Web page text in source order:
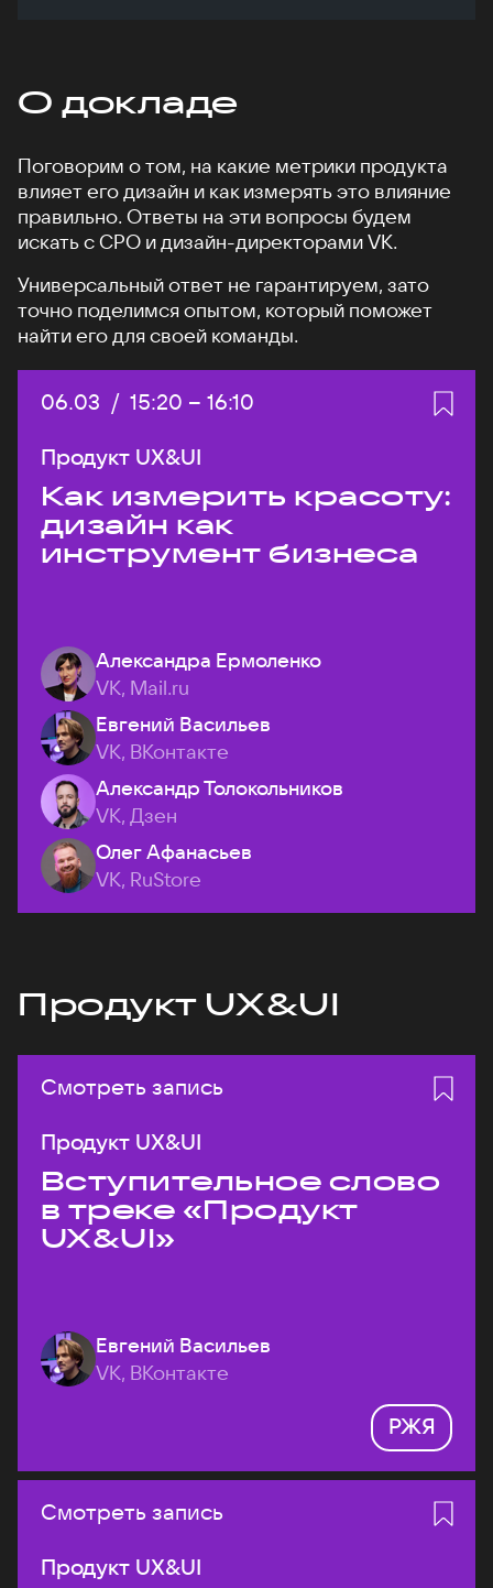
О докладе
Поговорим о том, на какие метрики продукта
влияет его дизайн и как измерять это влияние
правильно. Ответы на эти вопросы будем
искать с CPO и дизайн-директорами VK.
Универсальный ответ не гарантируем, зато
точно поделимся опытом, который поможет
найти его для своей команды.
Дата:
06.03 / Начало:
15:20 – Конец:
16:10
Продукт UX&UI
Как измерить красоту:
дизайн как
инструмент бизнеса
Александра Ермоленко
VK, Mail.ru
Евгений Васильев
VK, ВКонтакте
Александр Толокольников
VK, Дзен
Олег Афанасьев
VK, RuStore
Продукт UX&UI
Смотреть запись
Продукт UX&UI
Вступительное слово
в треке «Продукт
UX&UI»
Евгений Васильев
VK, ВКонтакте
РЖЯ
Смотреть запись
Продукт UX&UI